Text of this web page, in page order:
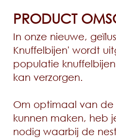
PRODUCT
In onze nieuwe,
Knuffelbijen' wordt
populatie
kan verzorgen.
Om optimaal van
kunnen maken, heb
nodig waarbij de